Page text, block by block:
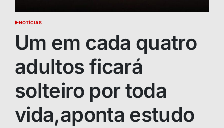
POSTED
NOTÍCIAS
Um em cada quatro
adultos ficará
solteiro por toda
vida,aponta estudo